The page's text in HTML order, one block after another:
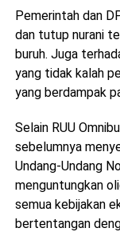
Pemerintah dan
dan tutup nurani
buruh. Juga
yang tidak kalah
yang berdampak
Selain RUU
sebelumnya
Undang-Undang
menguntungkan
semua kebijakan
bertentangan